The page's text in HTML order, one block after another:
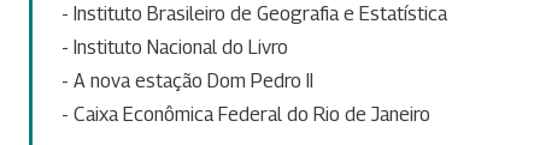
- Instituto Brasileiro de Geografia e Estatística
- Instituto Nacional do Livro
- A nova estação Dom Pedro II
- Caixa Econômica Federal do Rio de Janeiro